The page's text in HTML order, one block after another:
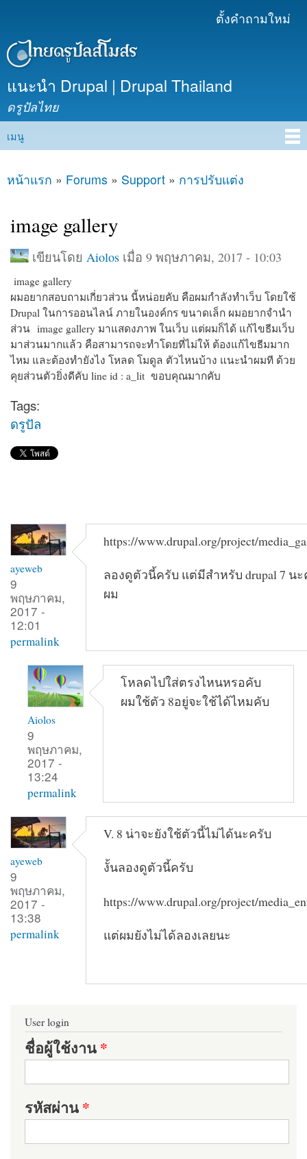
เนื้อหา
ตั้งคำถามใหม่
แนะนำ Drupal | Drupal Thailand
ดรูปัลไทย
Main menu
เมนู
คุณอยู่ที่นี่
หน้าแรก » Forums » Support » การปรับแต่ง
image gallery
เขียนโดย Aiolosเมื่อ 9 พฤษภาคม, 2017 - 10:03
image gallery
ผมอยากสอบถามเกี่ยวส่วน นี้หน่อยคับ คือผมกำลังทำเว็บ โดยใช้
Drupal ในการออนไลน์ ภายในองค์กร ขนาดเล็ก ผมอยากจำนำ
ส่วน image gallery มาแสดงภาพ ในเว็บ แต่ผมก็ได้ แก้ไขธีมเว็บ
มาส่วนมากแล้ว คือสามารถจะทำโดยที่ไม่ให้ ต้องแก้ไขธีมมาก
ไหม และต้องทำยังไง โหลด โมดูล ตัวไหนบ้าง แนะนำผมที ด้วย
คุยส่วนตัวยิ่งดีคับ line id : a_lit ขอบคุณมากคับ
Tags:
ดรูปัล
ayeweb
9
พฤษภาคม,
2017 -
12:01
permalink
https://www.drupal.org/project/
ลองดูตัวนี้ครับ แต่มีสำหรับ drupal 7 น
ผม
Aiolos
9
พฤษภาคม,
2017 -
13:24
permalink
โหลดไปใส่ตรงไหนหรอคับ
ผมใช้ตัว 8อยู่จะใช้ได้ไหมคับ
ayeweb
9
พฤษภาคม,
2017 -
13:38
permalink
V. 8 น่าจะยังใช้ตัวนี้ไม่ได้นะครับ
งั้นลองดูตัวนี้ครับ
https://www.drupal.org/project/
แต่ผมยังไม่ได้ลองเลยนะ
User login
ชื่อผู้ใช้งาน*
รหัสผ่าน*